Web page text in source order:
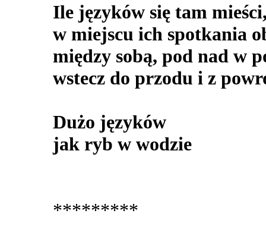
Ile języków się tam
w miejscu ich spotkania
między sobą, pod nad w
wstecz do przodu i z
Dużo języków
jak ryb w wodzie
*********